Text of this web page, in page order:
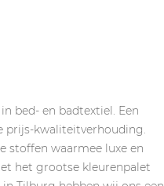
bed- en badtextiel. Een
prijs-kwaliteitverhouding.
stoffen waarmee luxe en
het grootse kleurenpalet